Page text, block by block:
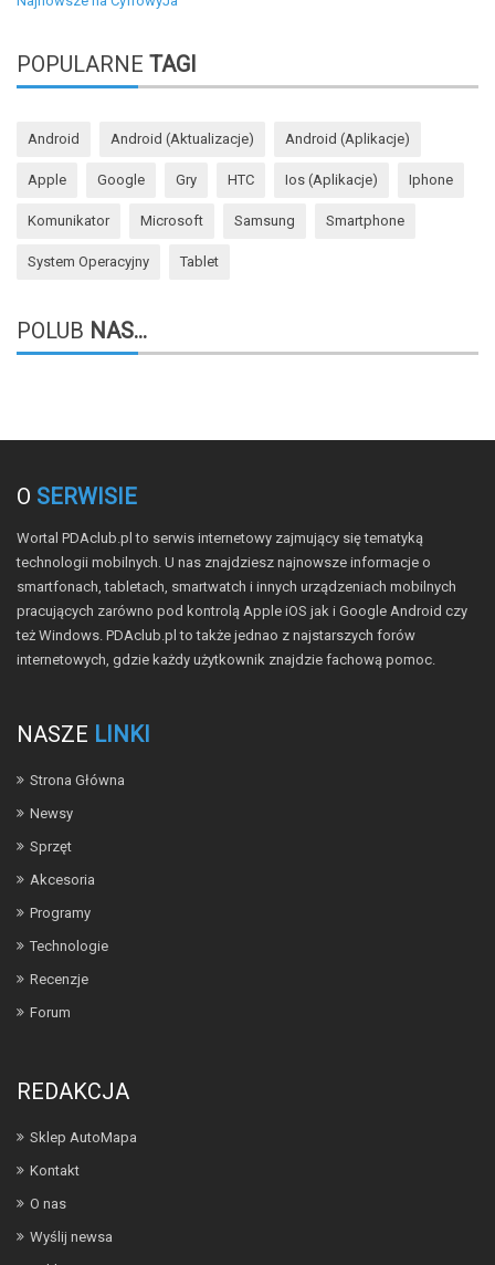
POPULARNE TAGI
Android Android (aktualizacje) Android (aplikacje)
Apple Google Gry HTC Ios (aplikacje) Iphone
Komunikator Microsoft Samsung Smartphone
System Operacyjny Tablet
POLUB NAS...
O SERWISIE
Wortal PDAclub.pl to serwis internetowy zajmujący się tematyką
technologii mobilnych. U nas znajdziesz najnowsze informacje o
smartfonach, tabletach, smartwatch i innych urządzeniach mobilnych
pracujących zarówno pod kontrolą Apple iOS jak i Google Android czy
też Windows. PDAclub.pl to także jednao z najstarszych forów
internetowych, gdzie każdy użytkownik znajdzie fachową pomoc.
NASZE LINKI
Strona Główna
Newsy
Sprzęt
Akcesoria
Programy
Technologie
Recenzje
Forum
REDAKCJA
Sklep AutoMapa
Kontakt
O nas
Wyślij newsa